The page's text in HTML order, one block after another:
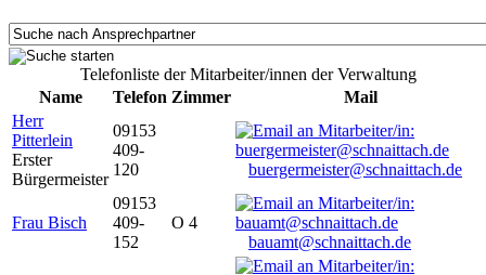
Telefonliste der Mitarbeiter/innen der Verwaltung
Name
Telefon Zimmer
Mail
Herr
Pitterlein
Erster
Bürgermeister
09153
409-
120
buergermeister@schnaittach.de
Frau Bisch
09153
409-
152
O 4
bauamt@schnaittach.de